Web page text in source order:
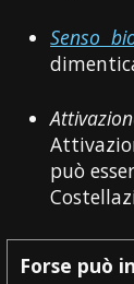
Senso
può
Forse può